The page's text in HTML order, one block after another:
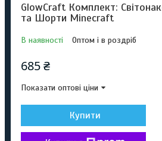
GlowCraft Комплект:
та Шорти Minecraft
В наявності Оптом і в роздріб
685 ₴
Показати оптові ціни
Купити